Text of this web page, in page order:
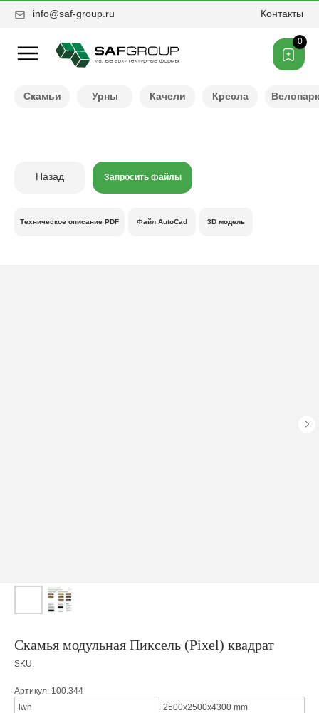
Контакты
info@saf-group.ru
0
Скамьи Урны Качели Кресла
Назад Запросить файлы
3D модель
Файл AutoCad
Техническое описание PDF
Скамья модульная Пиксель (Pixel) квадрат
SKU:
Артикул: 100.344
lwh
2500x2500x4300 mm